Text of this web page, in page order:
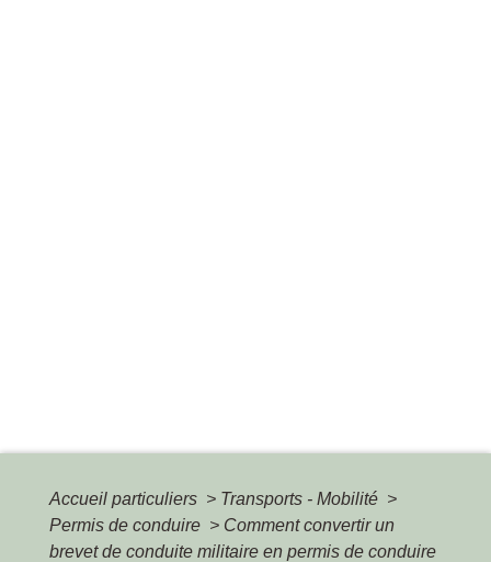
Accueil particuliers > Transports - Mobilité >
Permis de conduire > Comment convertir un
brevet de conduite militaire en permis de conduire